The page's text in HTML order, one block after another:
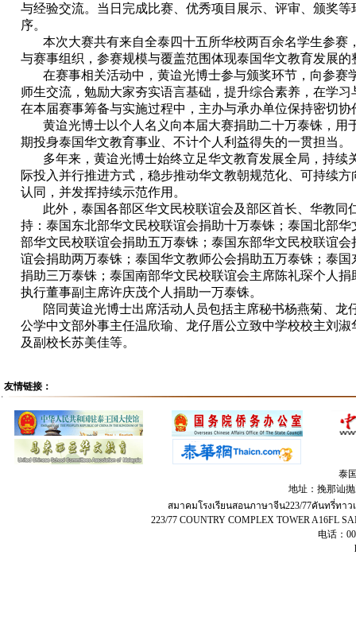
与经验交流。当日完成比赛、优秀项目展示、评审、颁奖
序。
本次大赛共有来自全泰四十五所华校两百余名学生参赛
与赛事组织，参赛规模与覆盖范围体现泰国华文教育发展的
在赛事相关活动中，黄迨光博士参与颁奖环节，向参赛
师生交流，勉励大家夯实语言基础，提升综合素养，在学
在本届赛事筹备与实施过程中，主办与承办单位保持密切协
黄迨光博士以个人名义向本届大赛捐助二十万泰铢，用
期投身泰国华文教育事业、不计个人利益得失的一贯担当。
多年来，黄迨光博士始终立足华文教育发展全局，持续
际投入并行推进方式，稳步推动华文教朝规范化、可持续
认同，并发挥持续示范作用。
此外，泰国各部区华文民校联谊会及部区首长、华教同
持：泰国东北部华文民校联谊会捐助十万泰铢；泰国北部
部华文民校联谊会捐助五万泰铢；泰国东部华文民校联谊
谊会捐助两万泰铢；泰国华文教师公会捐助五万泰铢；泰
捐助三万泰铢；泰国南部华文民校联谊会主席陈礼琛个人
执行董事副主席许庆茂个人捐助一万泰铢。
陪同黄迨光博士出席活动人员包括主席秘书杨燕菊、
公学中文部外事主任温欣瑜、龙仔厝公立致中学校校主刘
及副校长苏美佳等。
友情链接：
泰
地址：挽那讪
สมาคมโรงเรียนสอนภาษาจีน​223​/77​คัน​ท​รี่​ทาว
223/77 COUNTRY COMPLEX TOWER A16FL
电话：